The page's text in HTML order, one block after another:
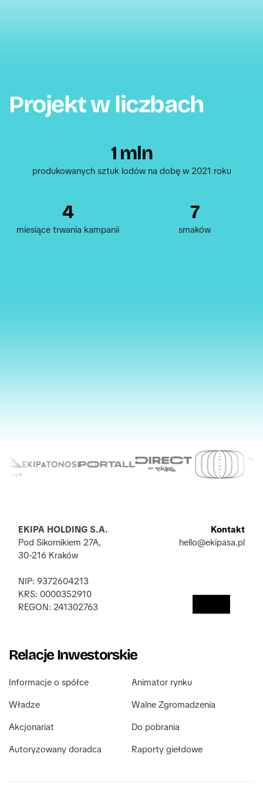
Projekt w liczbach
1 mln
produkowanych sztuk lodów na dobę w 2021 roku
4
miesiące trwania kampanii
7
smaków
EKIPA HOLDING S.A.
Pod Sikornikiem 27A,
30-216 Kraków
NIP: 9372604213
KRS: 0000352910
REGON: 241302763
Kontakt
hello@ekipasa.pl
Relacje Inwestorskie
Informacje o spółce
Władze
Akcjonariat
Autoryzowany doradca
Animator rynku
Walne Zgromadzenia
Do pobrania
Raporty giełdowe